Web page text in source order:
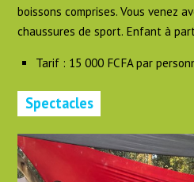
boissons comprises. Vous venez
chaussures de sport. Enfant à
Tarif : 15 000 FCFA par
Spectacles